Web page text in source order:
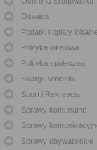
Oświata
Podatki i opłaty lokalne
Polityka lokalowa
Polityka społeczna
Skargi i wnioski
Sport i Rekreacja
Sprawy komunalne
Sprawy
Sprawy obywatelskie